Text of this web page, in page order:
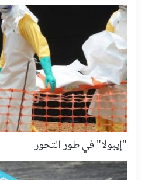
"إيبولا" في طور التحور